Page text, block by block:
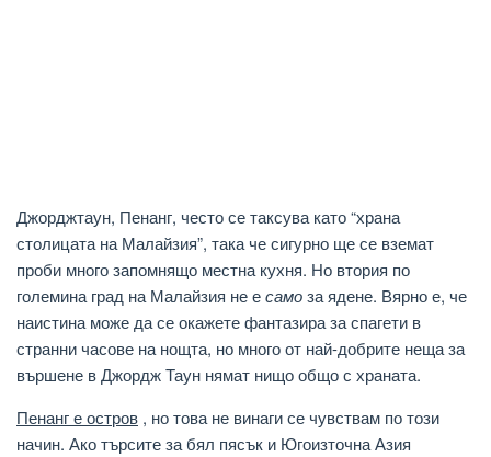
Джорджтаун, Пенанг, често се таксува като “храна
столицата на Малайзия”, така че сигурно ще се вземат
проби много запомнящо местна кухня. Но втория по
големина град на Малайзия не есамоза ядене. Вярно е, че
наистина може да се окажете фантазира за спагети в
странни часове на нощта, но много от най-добрите неща за
вършене в Джордж Таун нямат нищо общо с храната.
Пенанг е остров , но това не винаги се чувствам по този
начин. Ако търсите за бял пясък и Югоизточна Азия